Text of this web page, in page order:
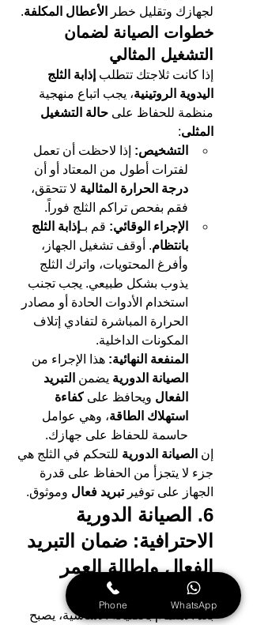
لجهازك وتقليل خطر
الأعطال المكلفة.
خطوات الصيانة لضمان
التشغيل المثالي
إذا كانت ثلاجتك تتطلب إذابة الثلج
اليدوية الروتينية، يجب اتباع منهجية
منظمة للحفاظ على حالة التشغيل
المثلى:
التشخيص: إذا لاحظت أن تعمل
لفترات أطول من المعتاد أو أن
درجة الحرارة المثالية لا تتحقق،
فقم بفحص تراكم الثلج فوراً.
الإجراء الوقائي: قم بـإذابة الثلج
بانتظام. أوقف تشغيل الجهاز،
وأفرغ المحتويات، واترك الثلج
يذوب بشكل طبيعي. يجب تجنب
استخدام الأدوات الحادة أو مصادر
الحرارة المباشرة لتفادي إتلاف
المكونات الداخلية.
المنفعة النهائية: هذا الإجراء من
الصيانة الدورية يضمن التبريد
الفعال ويحافظ على كفاءة
استهلاك الطاقة، وهي عوامل
حاسمة للحفاظ على جهازك.
إن الصيانة الدورية للتحكم في الثلج هي
جزء لا يتجزأ من الحفاظ على قدرة
الجهاز على توفير تبريد فعال وموثوق.
6. الصيانة الدورية
الاحترافية: ضمان التبريد
الفعال وإطالة العمر
الافتراضي
بعد الاهتمام بالصيانة الأساسية، يصبح
Phone WhatsApp